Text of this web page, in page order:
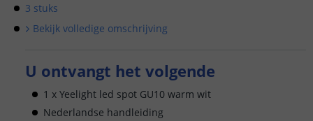
3 stuks
Bekijk volledige omschrijving
U ontvangt het volgende
1 x Yeelight led spot GU10 warm wit
Nederlandse handleiding